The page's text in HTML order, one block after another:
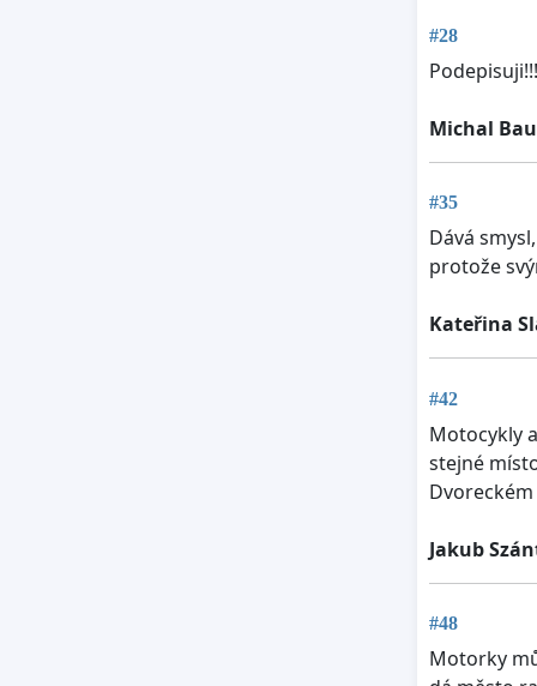
#28
Podepisuji!!!
Michal
#35
Dává
protože
Kateřina
#42
Motocykly
stejné
Jakub
#48
Motorky